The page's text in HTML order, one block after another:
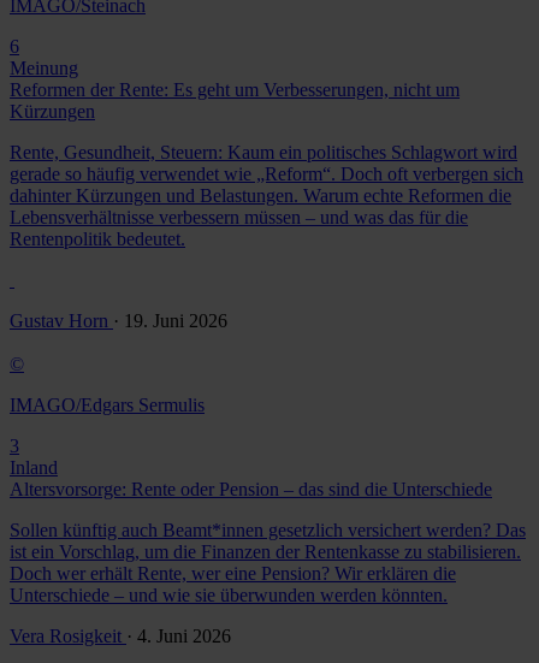
IMAGO/Steinach
6
Meinung
Reformen der Rente: Es geht um Verbesserungen, nicht um
Kürzungen
Rente, Gesundheit, Steuern: Kaum ein politisches Schlagwort wird
gerade so häufig verwendet wie „Reform“. Doch oft verbergen sich
dahinter Kürzungen und Belastungen. Warum echte Reformen die
Lebensverhältnisse verbessern müssen – und was das für die
Rentenpolitik bedeutet.
Gustav Horn · 19. Juni 2026
©
IMAGO/Edgars Sermulis
3
Inland
Altersvorsorge: Rente oder Pension – das sind die Unterschiede
Sollen künftig auch Beamt*innen gesetzlich versichert werden? Das
ist ein Vorschlag, um die Finanzen der Rentenkasse zu stabilisieren.
Doch wer erhält Rente, wer eine Pension? Wir erklären die
Unterschiede – und wie sie überwunden werden könnten.
Vera Rosigkeit · 4. Juni 2026